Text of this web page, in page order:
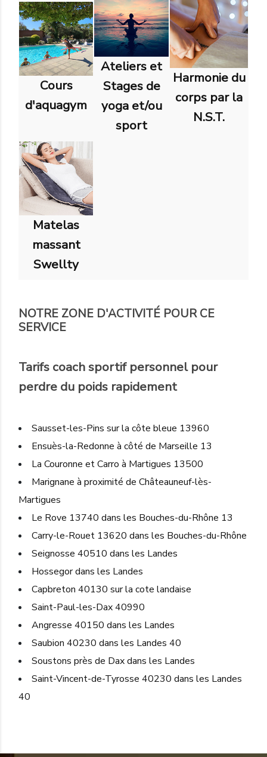
Cours
d'aquagym
Ateliers et
Stages de
yoga et/ou
sport
Harmonie du
corps par la
N.S.T.
Matelas
massant
Swellty
NOTRE ZONE D'ACTIVITÉ POUR CE
SERVICE
Tarifs coach sportif personnel pour
perdre du poids rapidement
Sausset-les-Pins sur la côte bleue 13960
Ensuès-la-Redonne à côté de Marseille 13
La Couronne et Carro à Martigues 13500
Marignane à proximité de Châteauneuf-lès-
Martigues
Le Rove 13740 dans les Bouches-du-Rhône 13
Carry-le-Rouet 13620 dans les Bouches-du-Rhône
Seignosse 40510 dans les Landes
Hossegor dans les Landes
Capbreton 40130 sur la cote landaise
Saint-Paul-les-Dax 40990
Angresse 40150 dans les Landes
Saubion 40230 dans les Landes 40
Soustons près de Dax dans les Landes
Saint-Vincent-de-Tyrosse 40230 dans les Landes
40